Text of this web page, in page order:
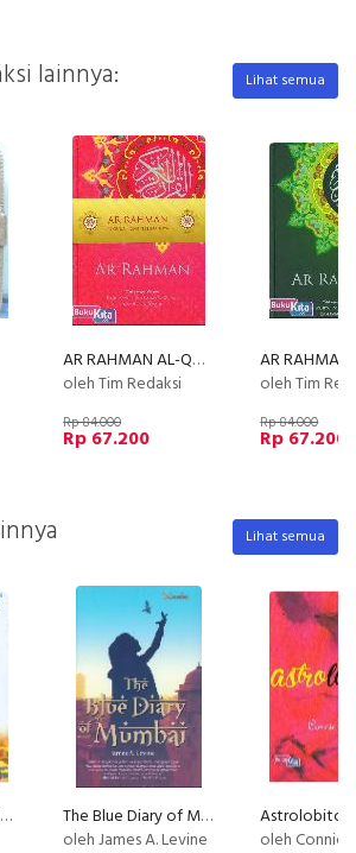
lainnya: Lihat semua
AR RAHMAN AL-QUR'AN (Pink)
oleh Tim Redaksi
Rp 84.000
Rp 67.200
oleh Tim
Rp 84.000
Rp 67.200
Lihat semua
Four Seasons of Love
The Blue Diary of Mumbai Bk
oleh James A. Levine
Astrolobitch
oleh Connie